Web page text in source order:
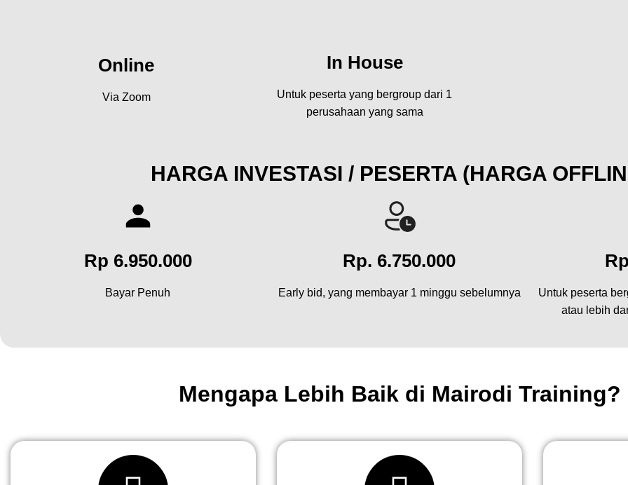
Online
Via Zoom
In House
Untuk peserta yang bergroup dari 1
perusahaan yang sama
HARGA INVESTASI / PESERTA (HARGA
Rp 6.950.000
Bayar Penuh
Rp. 6.750.000
Early bid, yang membayar 1 minggu sebelumnya
Untuk peserta
atau lebih
Mengapa Lebih Baik di Mairodi Training?